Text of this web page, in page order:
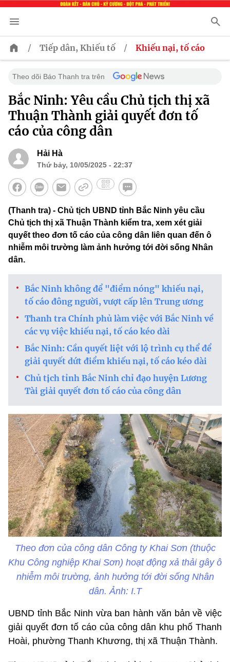
/ Tiếp dân, Khiếu tố / Khiếu nại, tố cáo
Theo dõi Báo Thanh tra trên
Bắc Ninh: Yêu cầu Chủ tịch thị xã
Thuận Thành giải quyết đơn tố
cáo của công dân
Hải Hà
Thứ bảy, 10/05/2025 - 22:37
(Thanh tra) - Chủ tịch UBND tỉnh Bắc Ninh yêu cầu
Chủ tịch thị xã Thuận Thành kiểm tra, xem xét giải
quyết theo đơn tố cáo của công dân liên quan đến ô
nhiễm môi trường làm ảnh hưởng tới đời sống Nhân
dân.
Bắc Ninh không để "điểm nóng" khiếu nại,
tố cáo đông người, vượt cấp lên Trung ương
Thanh tra Chính phủ làm việc với Bắc Ninh về
các vụ việc khiếu nại, tố cáo kéo dài
Bắc Ninh: Cần quyết liệt với lộ trình cụ thể để
giải quyết dứt điểm khiếu nại, tố cáo kéo dài
Chủ tịch tỉnh Bắc Ninh chỉ đạo huyện Lương
Tài giải quyết đơn tố cáo của công dân
Theo đơn của công dân Công ty Khai Sơn (thuộc
Khu Công nghiệp Khai Sơn) hoạt động xả thải gây ô
nhiễm môi trường, ảnh hưởng tới đời sống Nhân
dân. Ảnh: I.T
UBND tỉnh Bắc Ninh vừa ban hành văn bản về việc
giải quyết đơn tố cáo của công dân khu phố Thanh
Hoài, phường Thanh Khương, thị xã Thuận Thành.